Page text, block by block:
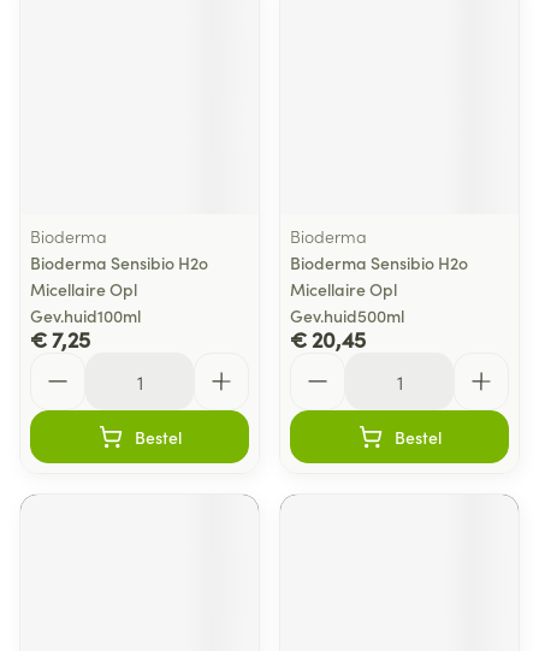
Bioderma
Bioderma Sensibio H2o
Micellaire Opl
Gev.huid100ml
€ 7,25
Bestel
Bioderma
Bioderma Sensibio H2o
Micellaire Opl
Gev.huid500ml
€ 20,45
Bestel